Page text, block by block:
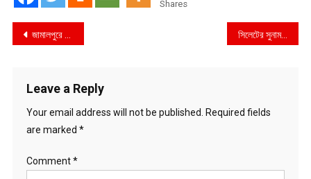
Shares
Post
জামালপুরে গ্রাম আদালত বিষয়ক অর্ধ বার্ষিক সমন্বয় সভা অনুষ্ঠিত সিলেটের সুনামগঞ্জে ইটভাটা গুড়িয়ে দিলো ভ্রাম্যমান আদালত
Leave a Reply
Your email address will not be published.
Required fields
are marked *
Comment*